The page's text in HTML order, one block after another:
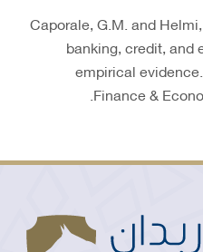
• Caporale, G.M. and
banking, credit, and
empirical
Finance &